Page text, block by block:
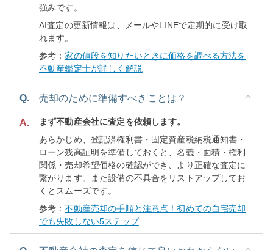
強みです。
AI査定の更新情報は、メールやLINEで定期的に受け取
れます。
参考：家の値段を知りたいときに価格を調べる方法を
不動産鑑定士が詳しく解説
Q. 売却のために準備すべきことは？
A.
まず不動産会社に査定を依頼します。
あらかじめ、登記済権利書・固定資産税納税通知書・
ローン残高証明を準備しておくと、名義・面積・権利
関係・売却希望価格の確認ができ、より正確な査定に
繋がります。また設備の不具合をリストアップしてお
くとスムーズです。
参考：不動産売却の手順と注意点！初めての自宅売却
でも失敗しない5ステップ